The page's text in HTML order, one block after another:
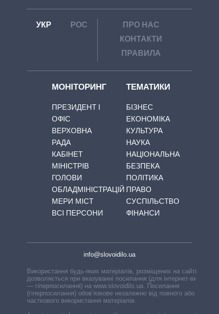
УКР РОС
ПРО НАС
КОНТАКТИ
ПРАВИЛА
МОНІТОРИНГ
ПРЕЗИДЕНТ І
ОФІС
ВЕРХОВНА
РАДА
КАБІНЕТ
МІНІСТРІВ
ГОЛОВИ
ОБЛАДМІНІСТРАЦІЙ
МЕРИ МІСТ
ВСІ ПЕРСОНИ
ТЕМАТИКИ
БІЗНЕС
ЕКОНОМІКА
КУЛЬТУРА
НАУКА
НАЦІОНАЛЬНА
БЕЗПЕКА
ПОЛІТИКА
ПРАВО
СУСПІЛЬСТВО
ФІНАНСИ
info@slovoidilo.ua
Використання будь-яких матеріалів, розміщених на сайті,
дозволяється при вказуванні посилання (для інтернет-видань
— гіперпосилання) на www.slovoidilo.ua. Посилання
(гіперпосилання) обов’язкове незалежно від повного або
часткового використання матеріалів.